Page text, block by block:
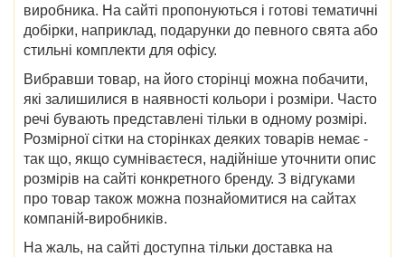
виробника. На сайті пропонуються і готові тематичні
добірки, наприклад, подарунки до певного свята або
стильні комплекти для офісу.
Вибравши товар, на його сторінці можна побачити,
які залишилися в наявності кольори і розміри. Часто
речі бувають представлені тільки в одному розмірі.
Розмірної сітки на сторінках деяких товарів немає -
так що, якщо сумніваєтеся, надійніше уточнити опис
розмірів на сайті конкретного бренду. З відгуками
про товар також можна познайомитися на сайтах
компаній-виробників.
На жаль, на сайті доступна тільки доставка на